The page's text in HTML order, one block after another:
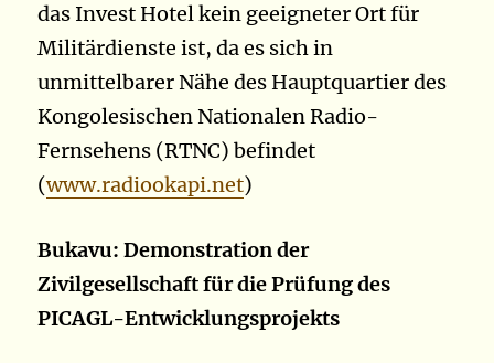
das Invest Hotel kein geeigneter Ort für
Militärdienste ist, da es sich in
unmittelbarer Nähe des Hauptquartier des
Kongolesischen Nationalen Radio-
Fernsehens (RTNC) befindet
(www.radiookapi.net)
Bukavu: Demonstration der
Zivilgesellschaft für die Prüfung des
PICAGL-Entwicklungsprojekts